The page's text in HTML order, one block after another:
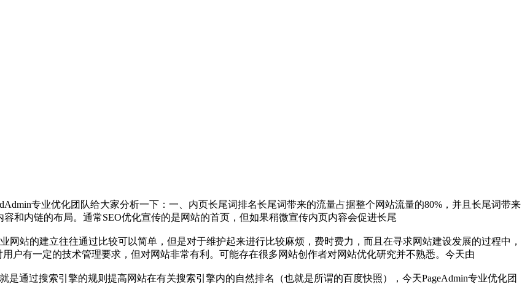
专业优化团队给大家分析一下：一、内页长尾词排名长尾词带来的流量占据整个网站流量的80%，并且长尾词带来
和内链的布局。通常SEO优化宣传的是网站的首页，但如果稍微宣传内页内容会促进长尾
网站的建立往往通过比较可以简单，但是对于维护起来进行比较麻烦，费时费力，而且在寻求网站建设发展的过程中，
户有一定的技术管理要求，但对网站非常有利。可能存在很多网站创作者对网站优化研究并不熟悉。今天由
是通过搜索引擎的规则提高网站在有关搜索引擎内的自然排名（也就是所谓的百度快照），今天PageAdmin专业优化团